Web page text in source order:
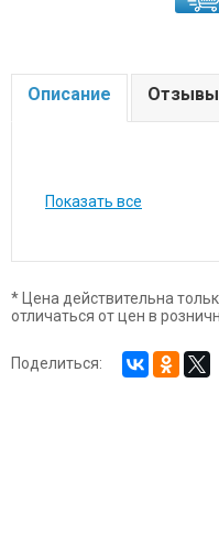
Описание Отзывы
Показать все
* Цена действительна
отличаться от цен в
Поделиться: